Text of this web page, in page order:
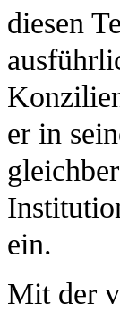
diesen
er in
ein.
Mit der